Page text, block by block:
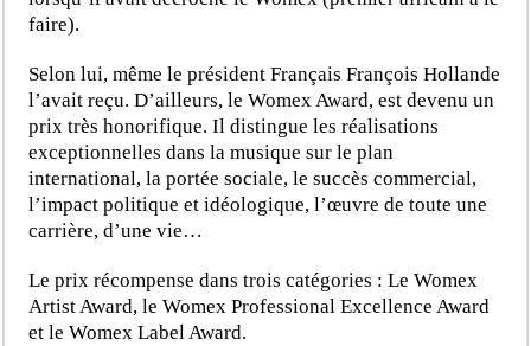
faire).
Selon lui, même le président Français François Hollande
l’avait reçu. D’ailleurs, le Womex Award, est devenu un
prix très honorifique. Il distingue les réalisations
exceptionnelles dans la musique sur le plan
international, la portée sociale, le succès commercial,
l’impact politique et idéologique, l’œuvre de toute une
carrière, d’une vie…
Le prix récompense dans trois catégories : Le Womex
Artist Award, le Womex Professional Excellence Award
et le Womex Label Award.